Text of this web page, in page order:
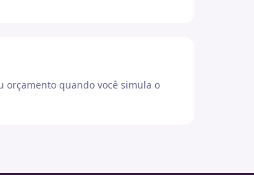
orçamento quando você simula o